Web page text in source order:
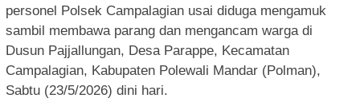
personel Polsek Campalagian usai diduga mengamuk
sambil membawa parang dan mengancam warga di
Dusun Pajjallungan, Desa Parappe, Kecamatan
Campalagian, Kabupaten Polewali Mandar (Polman),
Sabtu (23/5/2026) dini hari.